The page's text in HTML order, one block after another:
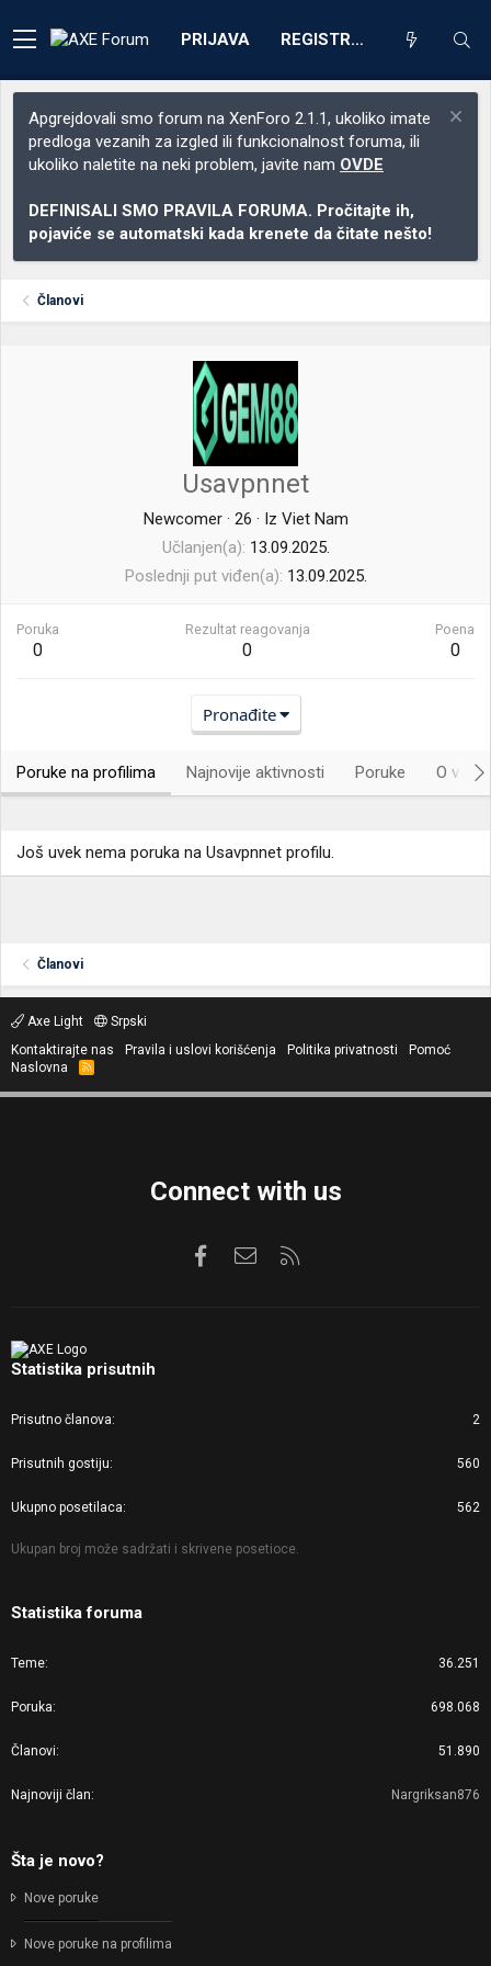
PRIJAVA REGISTRACIJA
Apgrejdovali smo forum na XenForo 2.1.1, ukoliko imate
predloga vezanih za izgled ili funkcionalnost foruma, ili
ukoliko naletite na neki problem, javite nam OVDE
DEFINISALI SMO PRAVILA FORUMA. Pročitajte ih,
pojaviće se automatski kada krenete da čitate nešto!
Članovi
Usavpnnet
Newcomer · 26 · Iz Viet Nam
Učlanjen(a) 13.09.2025.
Poslednji put viđen(a) 13.09.2025.
Poruka
0
Rezultat reagovanja
0
Poena
0
Pronađite
Poruke na profilima Najnovije aktivnosti Poruke O
Još uvek nema poruka na Usavpnnet profilu.
Članovi
Axe Light
Srpski
Kontaktirajte nas
Pravila i uslovi korišćenja Politika privatnosti
Pomoć
Naslovna
R
S
Connect with us
FacebookKontaktirajte nas
Statistika prisutnih
Prisutno članova 2
Prisutnih gostiju 560
Ukupno posetilaca 562
Ukupan broj može sadržati i skrivene posetioce.
Statistika foruma
Teme 36.251
Poruka 698.068
Članovi 51.890
Najnoviji član Nargriksan876
Šta je novo?
Nove poruke
Nove poruke na profilima